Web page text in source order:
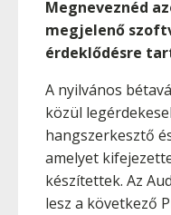
Megneveznéd
megjelenő
érdeklődésre
A nyilvános
közül
hangszerkesztő
amelyet
készítettek. Az
lesz a következő